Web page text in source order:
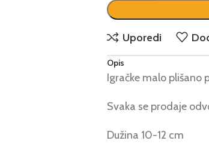
Uporedi
Opis
Igračke malo plišano
Svaka se prodaje
Dužina 10-12 cm